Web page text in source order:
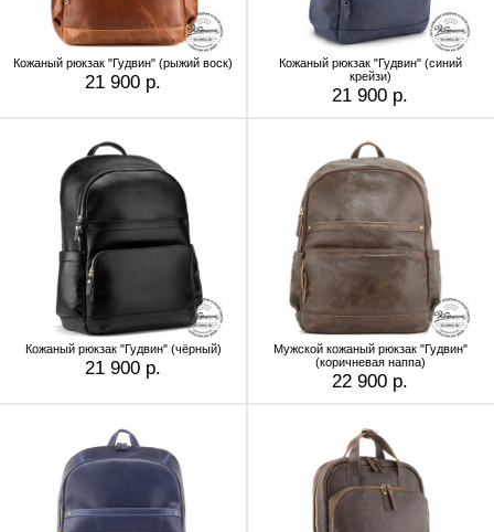
Кожаный рюкзак "Гудвин" (рыжий воск)
21 900 р.
Кожаный рюкзак "Гудвин" (синий
крейзи)
21 900 р.
Кожаный рюкзак "Гудвин" (чёрный)
21 900 р.
Мужской кожаный рюкзак "Гудвин"
(коричневая наппа)
22 900 р.